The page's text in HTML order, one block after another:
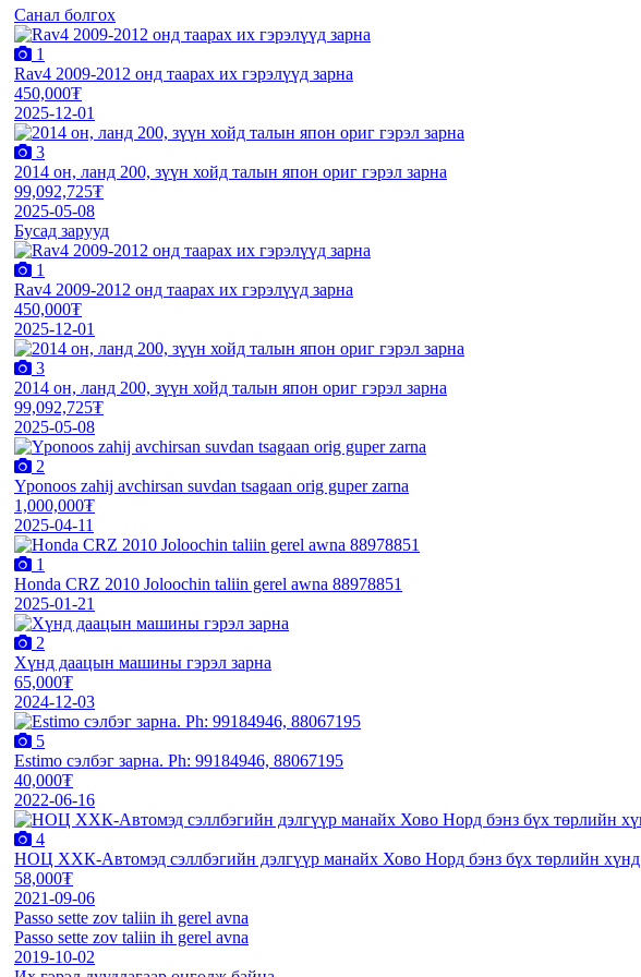
Санал болгох
1
Rav4 2009-2012 онд таарах их гэрэлүүд зарна
450,000₮
2025-12-01
3
2014 он, ланд 200, зүүн хойд талын япон ориг гэрэл зарна
99,092,725₮
2025-05-08
Бусад зарууд
1
Rav4 2009-2012 онд таарах их гэрэлүүд зарна
450,000₮
2025-12-01
3
2014 он, ланд 200, зүүн хойд талын япон ориг гэрэл зарна
99,092,725₮
2025-05-08
2
Yponoos zahij avchirsan suvdan tsagaan orig guper zarna
1,000,000₮
2025-04-11
1
Honda CRZ 2010 Joloochin taliin gerel awna 88978851
2025-01-21
2
Хүнд даацын машины гэрэл зарна
65,000₮
2024-12-03
5
Estimo сэлбэг зарна. Ph: 99184946, 88067195
40,000₮
2022-06-16
4
НОЦ ХХК-Автомэд сэллбэгийн дэлгүүр манайх Хово Норд бэнз бүх төрлийн хүнд
58,000₮
2021-09-06
Passo sette zov taliin ih gerel avna
Passo sette zov taliin ih gerel avna
2019-10-02